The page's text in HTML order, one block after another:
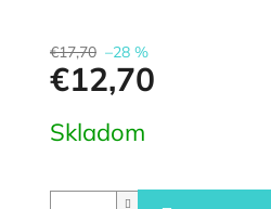
€17,70 –28 %
€12,70
cena:
Skladom